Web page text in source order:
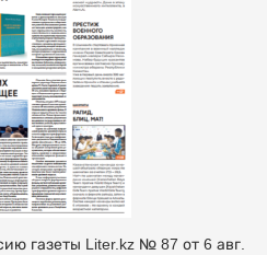
газеты Liter.kz № 87 от 6 авг.